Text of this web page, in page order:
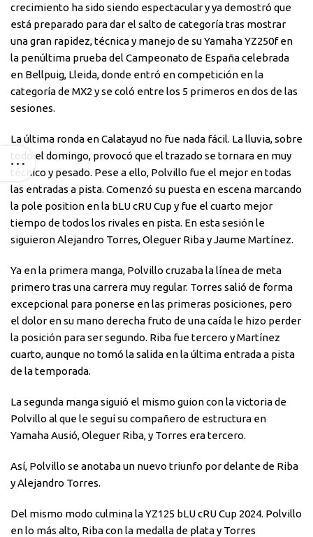
crecimiento ha sido siendo espectacular y ya demostró que
está preparado para dar el salto de categoría tras mostrar
una gran rapidez, técnica y manejo de su Yamaha YZ250f en
la penúltima prueba del Campeonato de España celebrada
en Bellpuig, Lleida, donde entró en competición en la
categoría de MX2 y se coló entre los 5 primeros en dos de las
sesiones.
La última ronda en Calatayud no fue nada fácil. La lluvia, sobre
todo el domingo, provocó que el trazado se tornara en muy
técnico y pesado. Pese a ello, Polvillo fue el mejor en todas
las entradas a pista. Comenzó su puesta en escena marcando
la pole position en la bLU cRU Cup y fue el cuarto mejor
tiempo de todos los rivales en pista. En esta sesión le
siguieron Alejandro Torres, Oleguer Riba y Jaume Martínez.
Ya en la primera manga, Polvillo cruzaba la línea de meta
primero tras una carrera muy regular. Torres salió de forma
excepcional para ponerse en las primeras posiciones, pero
el dolor en su mano derecha fruto de una caída le hizo perder
la posición para ser segundo. Riba fue tercero y Martínez
cuarto, aunque no tomó la salida en la última entrada a pista
de la temporada.
La segunda manga siguió el mismo guion con la victoria de
Polvillo al que le seguí su compañero de estructura en
Yamaha Ausió, Oleguer Riba, y Torres era tercero.
Así, Polvillo se anotaba un nuevo triunfo por delante de Riba
y Alejandro Torres.
Del mismo modo culmina la YZ125 bLU cRU Cup 2024. Polvillo
en lo más alto, Riba con la medalla de plata y Torres